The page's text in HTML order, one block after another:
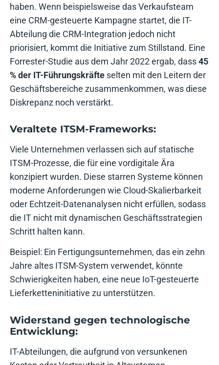
haben. Wenn beispielsweise das Verkaufsteam
eine CRM-gesteuerte Kampagne startet, die IT-
Abteilung die CRM-Integration jedoch nicht
priorisiert, kommt die Initiative zum Stillstand. Eine
Forrester-Studie aus dem Jahr 2022 ergab, dass45
% der IT-Führungskräfte selten mit den Leitern der
Geschäftsbereiche zusammenkommen, was diese
Diskrepanz noch verstärkt.
Veraltete ITSM-Frameworks:
Viele Unternehmen verlassen sich auf statische
ITSM-Prozesse, die für eine vordigitale Ära
konzipiert wurden. Diese starren Systeme können
moderne Anforderungen wie Cloud-Skalierbarkeit
oder Echtzeit-Datenanalysen nicht erfüllen, sodass
die IT nicht mit dynamischen Geschäftsstrategien
Schritt halten kann.
Beispiel: Ein Fertigungsunternehmen, das ein zehn
Jahre altes ITSM-System verwendet, könnte
Schwierigkeiten haben, eine neue IoT-gesteuerte
Lieferketteninitiative zu unterstützen.
Widerstand gegen technologische
Entwicklung:
IT-Abteilungen, die aufgrund von versunkenen